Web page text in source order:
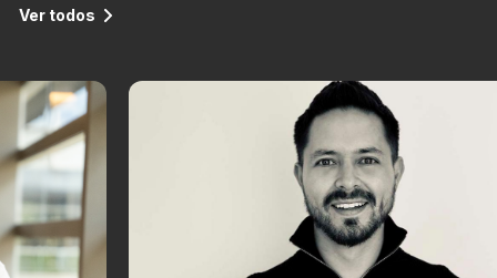
Ver todos